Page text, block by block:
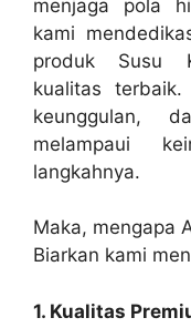
menjaga pola
kami
produk Susu
kualitas
keunggulan,
melampaui
langkahnya.
Maka, mengapa
Biarkan kami
1. Kualitas